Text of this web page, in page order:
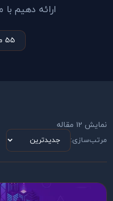
ارائه دهیم با
55 مقاله
نمایش 12 مقاله
مرتب‌سازی: